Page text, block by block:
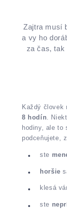
Zajtra musí
a vy ho
za čas, tak
Každý človek
8 hodín.
hodiny, ale to
podceňujete,
ste
horšie
klesá
ste